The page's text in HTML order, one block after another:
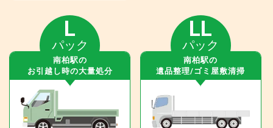
L
パック
南柏駅の
お引越し時の大量処分
LL
パック
南柏駅の
遺品整理/ゴミ屋敷清掃